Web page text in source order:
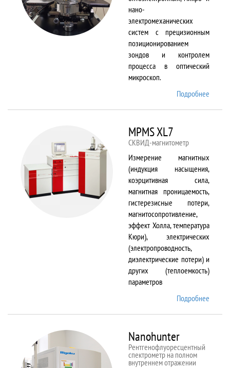
нано-
электромеханических
систем с прецизионным
позиционированием
зондов и контролем
процесса в оптический
микроскоп.
Подробнее
MPMS XL7
СКВИД-магнитометр
Измерение магнитных
(индукция насыщения,
коэрцитивная сила,
магнитная проницаемость,
гистерезисные потери,
магнитосопротивление,
эффект Холла, температура
Кюри), электрических
(электропроводность,
диэлектрические потери) и
других (теплоемкость)
параметров
Подробнее
Nanohunter
Рентгенофлуоресцентный
спектрометр на полном
внутреннем отражении